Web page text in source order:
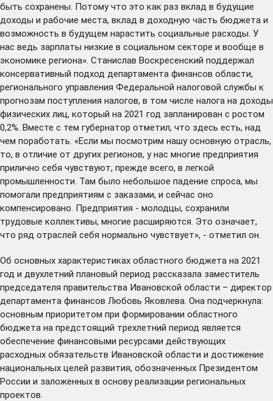
быть сохранены. Потому что это как раз вклад в будущие
доходы и рабочие места, вклад в доходную часть бюджета и
возможность в будущем нарастить социальные расходы. У
нас ведь зарплаты низкие в социальном секторе и вообще в
экономике региона». Станислав Воскресенский поддержал
консервативный подход департамента финансов области,
регионального управления Федеральной налоговой службы к
прогнозам поступления налогов, в том числе налога на доходы
физических лиц, который на 2021 год запланирован с ростом
0,2%. Вместе с тем губернатор отметил, что здесь есть, над
чем поработать. «Если мы посмотрим нашу основную отрасль,
то, в отличие от других регионов, у нас многие предприятия
прилично себя чувствуют, прежде всего, в легкой
промышленности. Там было небольшое падение спроса, мы
помогали предприятиям с заказами, и сейчас оно
компенсировано. Предприятия - молодцы, сохранили
трудовые коллективы, многие расширяются. Это означает,
что ряд отраслей себя нормально чувствует», - отметил он.
Об основных характеристиках областного бюджета на 2021
год и двухлетний плановый период рассказала заместитель
председателя правительства Ивановской области – директор
департамента финансов Любовь Яковлева. Она подчеркнула:
основным приоритетом при формировании областного
бюджета на предстоящий трехлетний период является
обеспечение финансовыми ресурсами действующих
расходных обязательств Ивановской области и достижение
национальных целей развития, обозначенных Президентом
России и заложенных в основу реализации региональных
проектов.